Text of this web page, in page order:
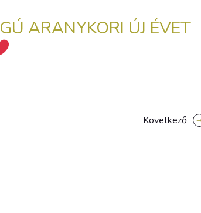
ARANYKORI ÚJ ÉVET
Következő